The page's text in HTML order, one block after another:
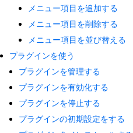
メニュー項目を追加する
メニュー項目を削除する
メニュー項目を並び替える
プラグインを使う
プラグインを管理する
プラグインを有効化する
プラグインを停止する
プラグインの初期設定をする